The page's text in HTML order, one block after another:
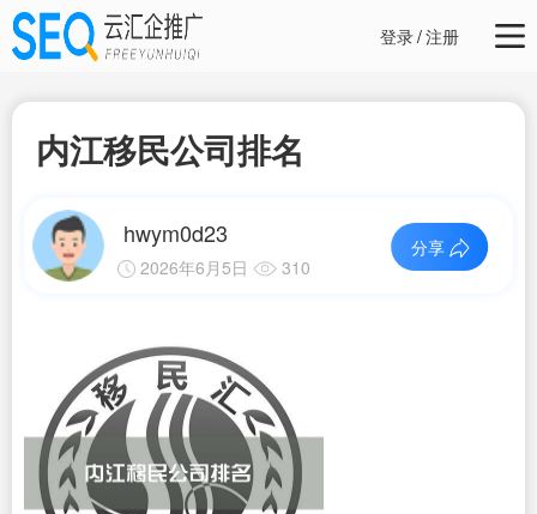
登录/注册
内江移民公司排名
hwym0d23
2026年6月5日 310
分享